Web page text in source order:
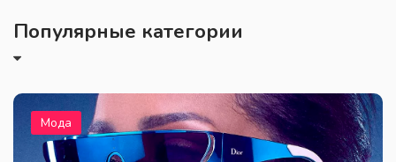
Популярные категории
Мода